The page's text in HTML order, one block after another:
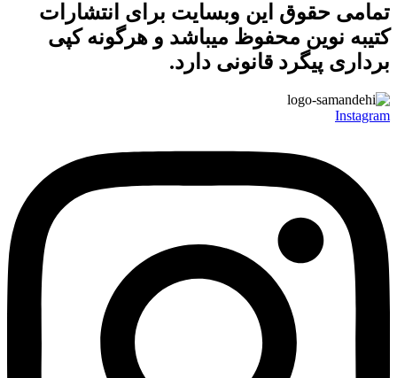
تمامی حقوق این وبسایت برای انتشارات
کتیبه نوین محفوظ میباشد و هرگونه کپی
برداری پیگرد قانونی دارد.
Instagram